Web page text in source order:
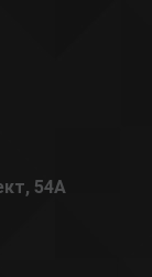
54А